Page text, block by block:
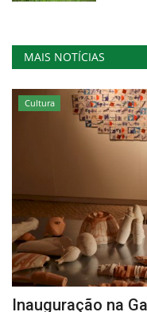
MAIS NOTÍCIAS
Cultura
Inauguração na